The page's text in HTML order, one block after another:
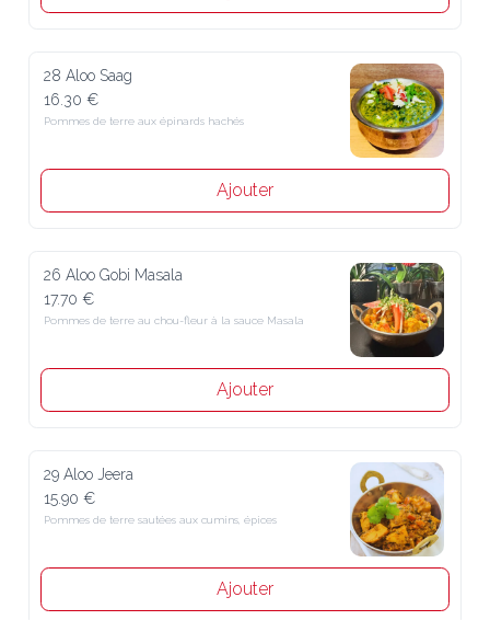
28 Aloo Saag
16.30 €
Pommes de terre aux épinards hachés
Ajouter
26 Aloo Gobi Masala
17.70 €
Pommes de terre au chou-fleur à la sauce Masala
Ajouter
29 Aloo Jeera
15.90 €
Pommes de terre sautées aux cumins, épices
Ajouter